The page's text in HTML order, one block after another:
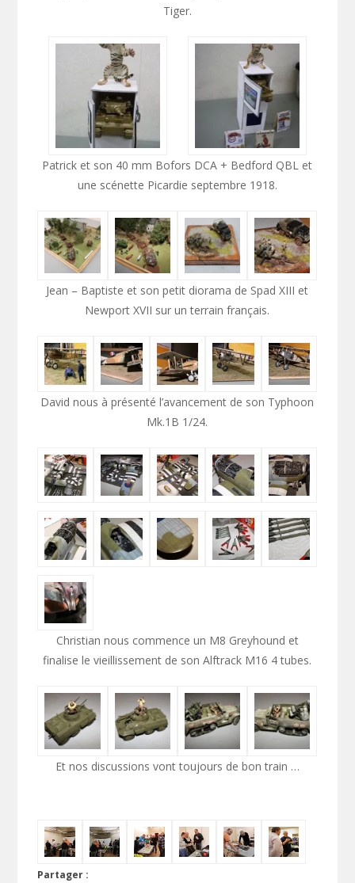
Tiger.
Patrick et son 40 mm Bofors DCA + Bedford QBL et
une scénette Picardie septembre 1918.
Jean – Baptiste et son petit diorama de Spad XIII et
Newport XVII sur un terrain français.
David nous à présenté l’avancement de son Typhoon
Mk.1B 1/24.
Christian nous commence un M8 Greyhound et
finalise le vieillissement de son Alftrack M16 4 tubes.
Et nos discussions vont toujours de bon train …
Partager :